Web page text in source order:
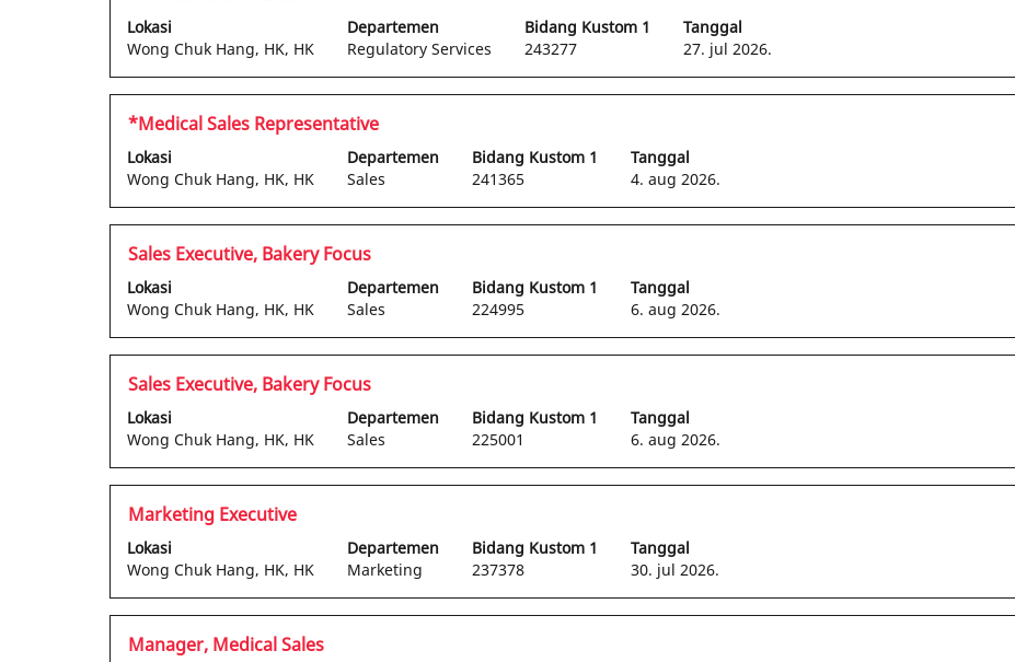
konten
lengkap
informasi
pekerjaan
tersebut.
Lokasi
Wong Chuk Hang, HK, HK
Departemen
Regulatory Services
Bidang Kustom 1
243277
Tanggal
27. jul 2026.
dengan
bilah
spasi
untuk
melihat
konten
lengkap
informasi
pekerjaan
tersebut.
Jabatan
*Medical Sales Representative
Lokasi
Wong Chuk Hang, HK, HK
Departemen
Sales
Bidang Kustom 1
241365
Tanggal
4. aug 2026.
Pilih
dengan
bilah
spasi
untuk
melihat
konten
lengkap
informasi
pekerjaan
tersebut.
Jabatan
Sales Executive, Bakery Focus
Lokasi
Wong Chuk Hang, HK, HK
Departemen
Sales
Bidang Kustom 1
224995
Tanggal
6. aug 2026.
Pilih
dengan
bilah
spasi
untuk
melihat
konten
lengkap
informasi
pekerjaan
tersebut.
Jabatan
Sales Executive, Bakery Focus
Lokasi
Wong Chuk Hang, HK, HK
Departemen
Sales
Bidang Kustom 1
225001
Tanggal
6. aug 2026.
Pilih
dengan
bilah
spasi
untuk
melihat
konten
lengkap
informasi
pekerjaan
tersebut.
Jabatan
Marketing Executive
Lokasi
Wong Chuk Hang, HK, HK
Departemen
Marketing
Bidang Kustom 1
237378
Tanggal
30. jul 2026.
Pilih
dengan
bilah
spasi
untuk
melihat
Jabatan
Manager, Medical Sales
Pilih